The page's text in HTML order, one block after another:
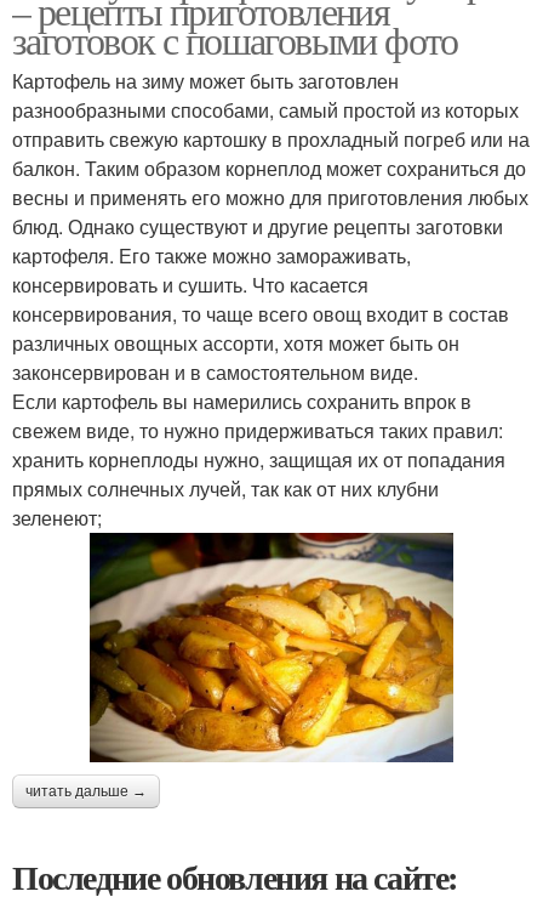
– рецепты приготовления
заготовок с пошаговыми фото
Картофель на зиму может быть заготовлен
разнообразными способами, самый простой из которых
отправить свежую картошку в прохладный погреб или на
балкон. Таким образом корнеплод может сохраниться до
весны и применять его можно для приготовления любых
блюд. Однако существуют и другие рецепты заготовки
картофеля. Его также можно замораживать,
консервировать и сушить. Что касается
консервирования, то чаще всего овощ входит в состав
различных овощных ассорти, хотя может быть он
законсервирован и в самостоятельном виде.
Если картофель вы намерились сохранить впрок в
свежем виде, то нужно придерживаться таких правил:
хранить корнеплоды нужно, защищая их от попадания
прямых солнечных лучей, так как от них клубни
зеленеют;
читать дальше →
Последние обновления на сайте: